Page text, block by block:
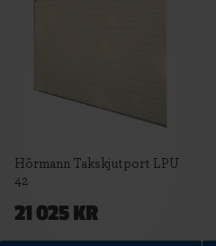
Hörmann Takskjutport LPU
42
21 025 KR